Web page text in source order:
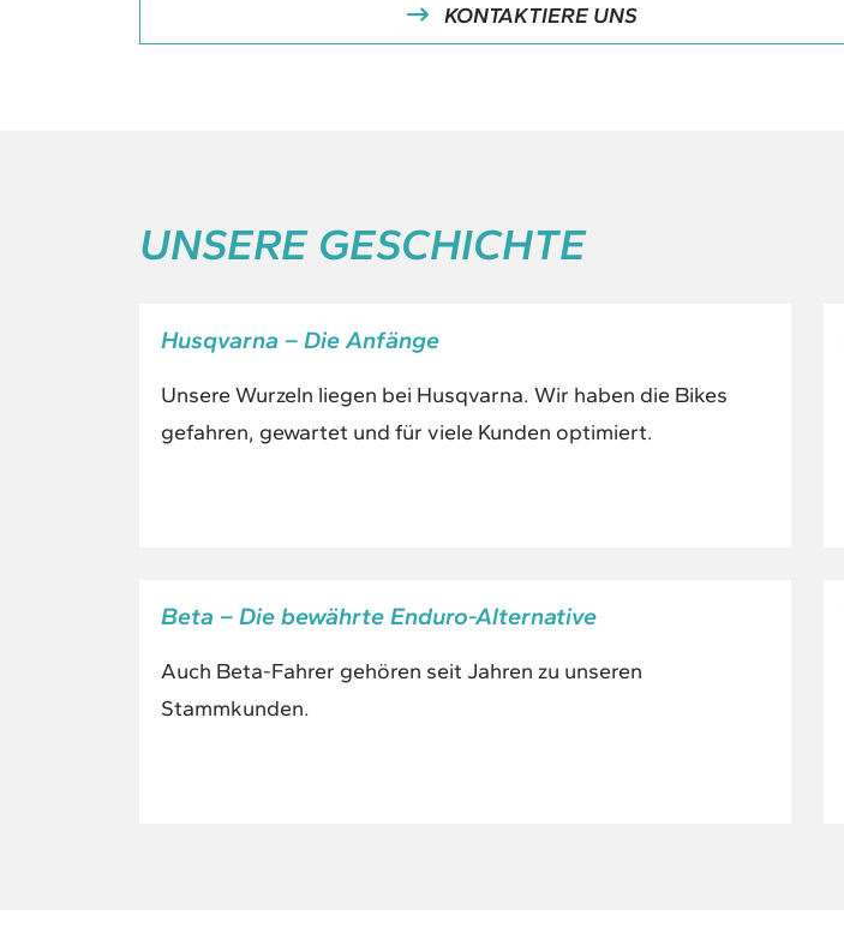
KONTAKTIERE UNS
UNSERE GESCHICHTE
Husqvarna – Die Anfänge
Unsere Wurzeln liegen bei Husqvarna. Wir haben die Bikes
gefahren, gewartet und für viele Kunden optimiert.
Beta – Die bewährte Enduro-Alternative
Auch Beta-Fahrer gehören seit Jahren zu unseren
Stammkunden.